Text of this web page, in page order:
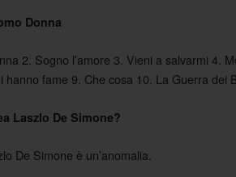
Donna
2. Sogno l’amore 3. Vieni a salvarmi 4.
hanno fame 9. Che cosa 10. La Guerra dei
Laszlo De Simone?
De Simone è un’anomalia.